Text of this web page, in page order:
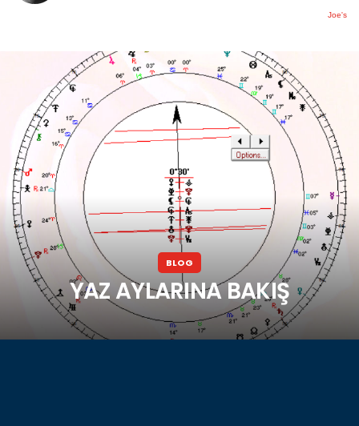
Joe's
BLOG
YAZ AYLARINA BAKIŞ